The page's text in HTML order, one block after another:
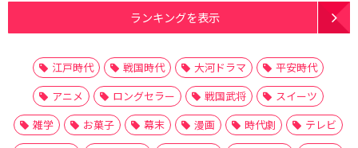
ランキングを表示
江戸時代 戦国時代 大河ドラマ
平安時代
アニメ
ロングセラー 戦国武将
スイーツ
雑学
お菓子 幕末 漫画 時代劇
テレビ